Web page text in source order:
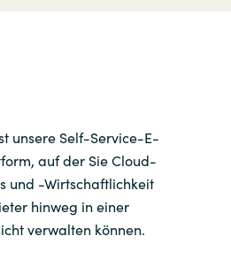
Qatar
Romania
Serbia
unsere Self-Service-E-
auf der Sie Cloud-
und -Wirtschaftlichkeit
hinweg in einer
verwalten können.